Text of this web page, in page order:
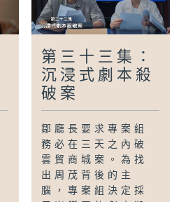
第三十三集：
沉浸式劇本殺
破案
鄒廳長要求專案組
務必在三天之內破
雲貿商城案。為找
出周茂背後的主
腦，專案組決定採